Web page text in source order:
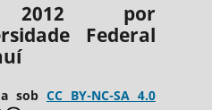
por
Federal
sob CC BY-NC-SA 4.0